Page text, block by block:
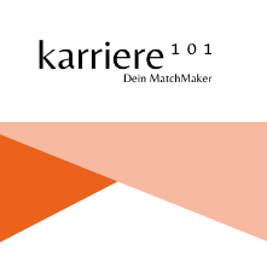
Inhalt
springen